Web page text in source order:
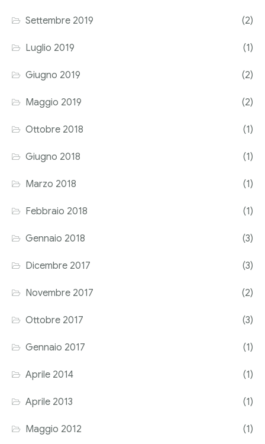
Settembre 2019 (2)
Luglio 2019 (1)
Giugno 2019 (2)
Maggio 2019 (2)
Ottobre 2018 (1)
Giugno 2018 (1)
Marzo 2018 (1)
Febbraio 2018 (1)
Gennaio 2018 (3)
Dicembre 2017 (3)
Novembre 2017 (2)
Ottobre 2017 (3)
Gennaio 2017 (1)
Aprile 2014 (1)
Aprile 2013 (1)
Maggio 2012 (1)